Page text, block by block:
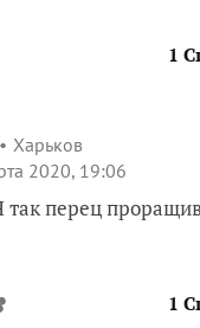
1
Харьков
2020, 19:06
перец
1